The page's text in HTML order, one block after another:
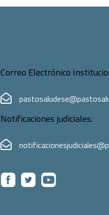
Correo Electrónico
Notificaciones judiciales: